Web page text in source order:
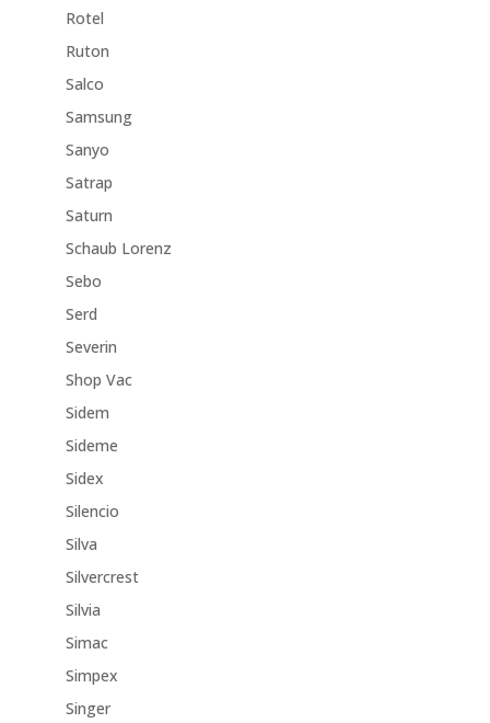
Rotel
Ruton
Salco
Samsung
Sanyo
Satrap
Saturn
Schaub Lorenz
Sebo
Serd
Severin
Shop Vac
Sidem
Sideme
Sidex
Silencio
Silva
Silvercrest
Silvia
Simac
Simpex
Singer